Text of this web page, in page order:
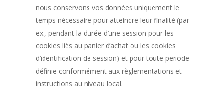
nous conservons vos données uniquement le
temps nécessaire pour atteindre leur finalité (par
ex., pendant la durée d’une session pour les
cookies liés au panier d’achat ou les cookies
d’identification de session) et pour toute période
définie conformément aux règlementations et
instructions au niveau local.